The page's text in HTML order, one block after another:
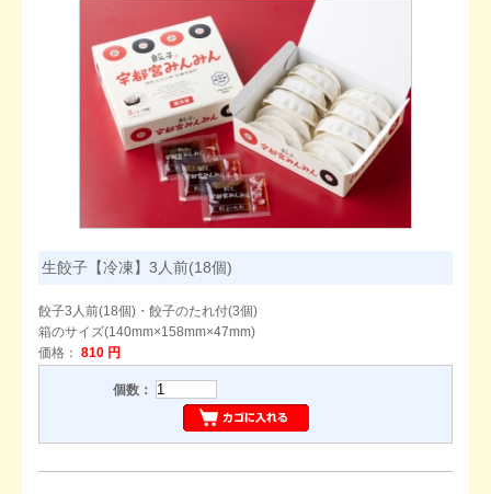
生餃子【冷凍】3人前(18個)
餃子3人前(18個)・餃子のたれ付(3個)
箱のサイズ(140mm×158mm×47mm)
価格： 810 円
個数：